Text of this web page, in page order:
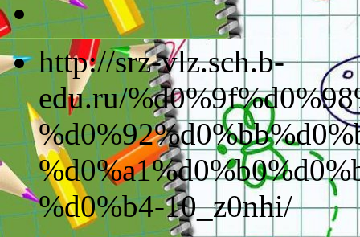
http://srz-vlz.sch.b-
edu.ru/
%d0%b4-10_z0nhi/